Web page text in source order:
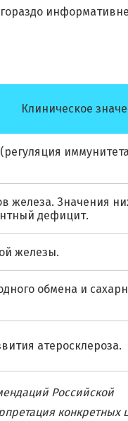
Клиническое
железа. Значения
дефицит.
железы.
обмена и
атеросклероза.
Российской
конкретных